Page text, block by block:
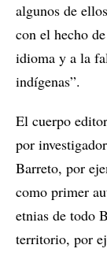
algunos de
con el hecho
idioma y a la
indígenas”.
El cuerpo
por
Barreto, por
como primer
etnias de todo
territorio, por